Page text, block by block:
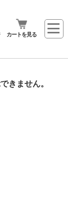
カートを見る
きません。